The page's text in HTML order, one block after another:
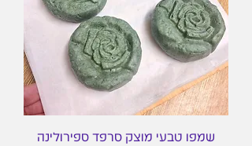
שמפו טבעי מוצק סרפד ספירולינה